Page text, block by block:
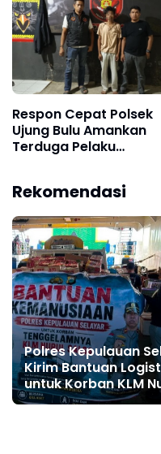
Respon Cepat Polsek
Ujung Bulu Amankan
Terduga Pelaku
Rekomendasi
Polres Kepulauan
Kirim Bantuan
untuk Korban KLM
Salsa di Pulau